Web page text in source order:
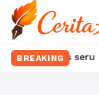
BREAKING
kelas seru